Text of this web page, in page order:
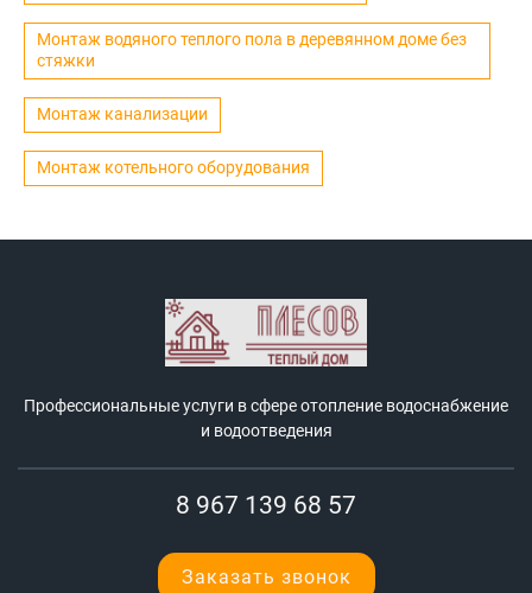
Монтаж водяного теплого пола в деревянном доме без
стяжки
Монтаж канализации
Монтаж котельного оборудования
Профессиональные услуги в сфере отопление водоснабжение
и водоотведения
8 967 139 68 57
Заказать звонок